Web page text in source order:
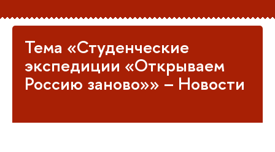
Тема «Студенческие
экспедиции «Открываем
Россию заново»» – Новости